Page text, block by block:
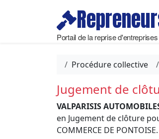
Portail de la reprise
Procédure collective
Jugement de
VALPARISIS
en Jugement de clôture
COMMERCE DE PONTOISE.